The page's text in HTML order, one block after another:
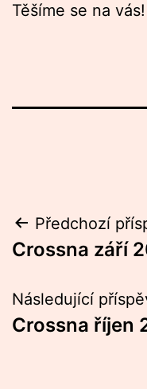
Těšíme se na vás!
Navigace
pro
příspěvek
Předchozí
Crossna září
Následující
Crossna říjen